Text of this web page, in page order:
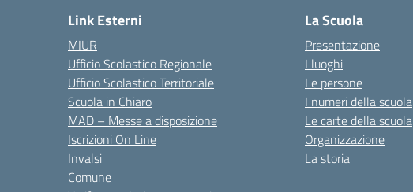
Link Esterni
MIUR
Ufficio Scolastico Regionale
Ufficio Scolastico Territoriale
Scuola in Chiaro
MAD – Messe a disposizione
Iscrizioni On Line
Invalsi
Comune
La Scuola
Presentazione
I luoghi
Le persone
I numeri della scuola
Le carte della scuola
Organizzazione
La storia